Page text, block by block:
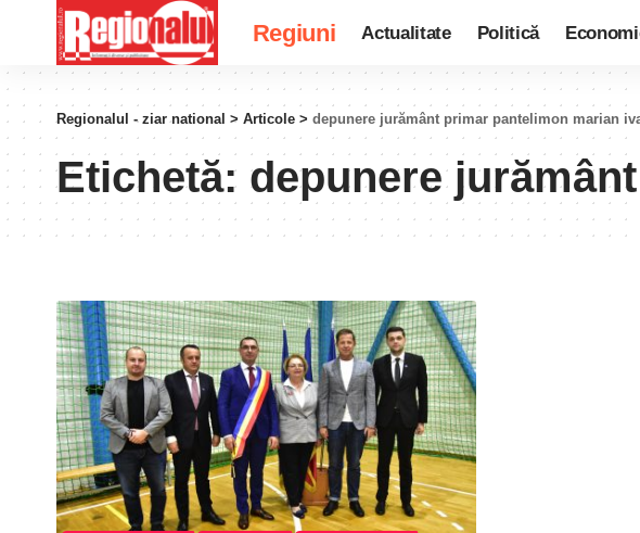
Regiuni Actualitate Politică
Regionalul - ziar national > Articole > depunere jurământ primar pantelimon marian
Etichetă: depunere